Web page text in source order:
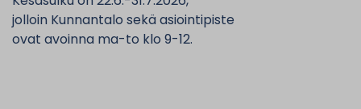
jolloin Kunnantalo sekä asiointipiste
ovat avoinna ma-to klo 9-12.